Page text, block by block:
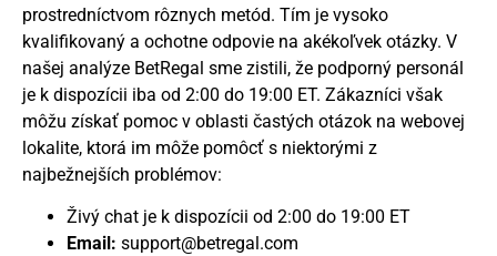
prostredníctvom rôznych metód. Tím je vysoko
kvalifikovaný a ochotne odpovie na akékoľvek otázky. V
našej analýze BetRegal sme zistili, že podporný personál
je k dispozícii iba od 2:00 do 19:00 ET. Zákazníci však
môžu získať pomoc v oblasti častých otázok na webovej
lokalite, ktorá im môže pomôcť s niektorými z
najbežnejších problémov:
Živý chat je k dispozícii od 2:00 do 19:00 ET
Email: support@betregal.com